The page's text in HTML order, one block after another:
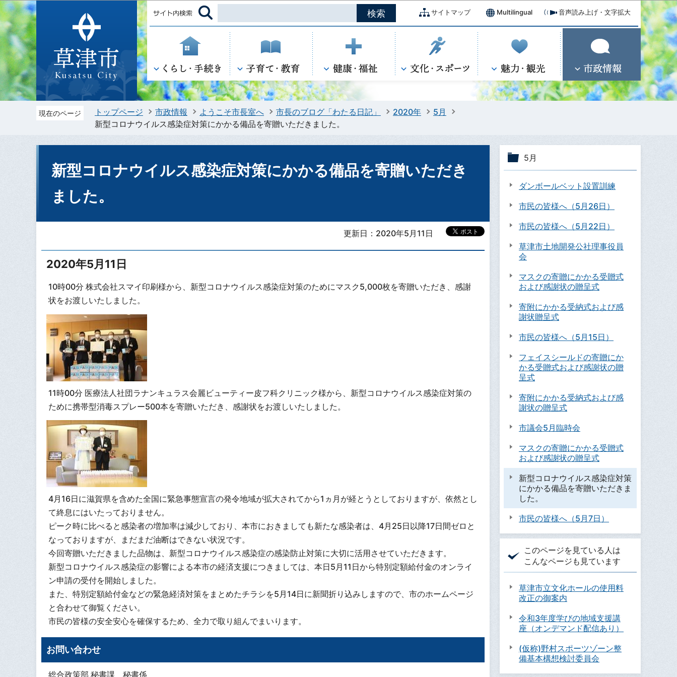
このページの本文へ移動
サイトマップ Multilingual 音声読み上げ・文字拡大
現在のページ トップページ 市政情報 ようこそ市長室へ 市長のブログ「わたる日記」 2020年
5月
新型コロナウイルス感染症対策にかかる備品を寄贈いただきました。
新型コロナウイルス感染症対策にかかる備品を寄贈いただき
ました。
更新日：2020年5月11日
2020年5月11日
10時00分 株式会社スマイ印刷様から、新型コロナウイルス感染症対策のためにマスク5,000枚を寄贈いただき、感謝
状をお渡しいたしました。
11時00分 医療法人社団ラナンキュラス会麗ビューティー皮フ科クリニック様から、新型コロナウイルス感染症対策の
ために携帯型消毒スプレー500本を寄贈いただき、感謝状をお渡しいたしました。
4月16日に滋賀県を含めた全国に緊急事態宣言の発令地域が拡大されてから1ヵ月が経とうとしておりますが、依然とし
て終息にはいたっておりません。
ピーク時に比べると感染者の増加率は減少しており、本市におきましても新たな感染者は、4月25日以降17日間ゼロと
なっておりますが、まだまだ油断はできない状況です。
今回寄贈いただきました品物は、新型コロナウイルス感染症の感染防止対策に大切に活用させていただきます。
新型コロナウイルス感染症の影響による本市の経済支援につきましては、本日5月11日から特別定額給付金のオンライ
ン申請の受付を開始しました。
また、特別定額給付金などの緊急経済対策をまとめたチラシを5月14日に新聞折り込みしますので、市のホームページ
と合わせて御覧ください。
市民の皆様の安全安心を確保するため、全力で取り組んでまいります。
お問い合わせ
総合政策部 秘書課 秘書係
5月
ダンボールベット設置訓練
市民の皆様へ（5月26日）
市民の皆様へ（5月22日）
草津市土地開発公社理事役員
会
マスクの寄贈にかかる受贈式
および感謝状の贈呈式
寄附にかかる受納式および感
謝状贈呈式
市民の皆様へ（5月15日）
フェイスシールドの寄贈にか
かる受贈式および感謝状の贈
呈式
寄附にかかる受納式および感
謝状の贈呈式
市議会5月臨時会
マスクの寄贈にかかる受贈式
および感謝状の贈呈式
新型コロナウイルス感染症対策
にかかる備品を寄贈いただきま
した。
市民の皆様へ（5月7日）
このページを見ている人は
こんなページも見ています
草津市立文化ホールの使用料
改正の御案内
令和3年度学びの地域支援講
座（オンデマンド配信あり）
(仮称)野村スポーツゾーン整
備基本構想検討委員会